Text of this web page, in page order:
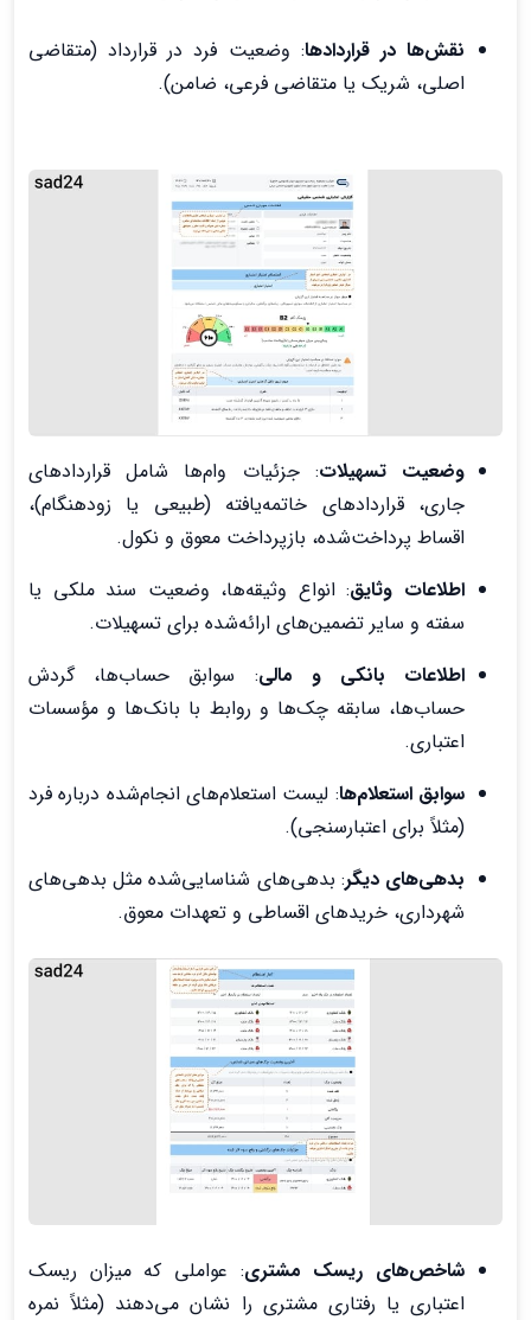
نقش‌ها در قراردادها: وضعیت فرد در قرارداد (متقاضی
اصلی، شریک یا متقاضی فرعی، ضامن).
وضعیت تسهیلات: جزئیات وام‌ها شامل قراردادهای
جاری، قراردادهای خاتمه‌یافته (طبیعی یا زودهنگام)،
اقساط پرداخت‌شده، بازپرداخت معوق و نکول.
اطلاعات وثایق: انواع وثیقه‌ها، وضعیت سند ملکی یا
سفته و سایر تضمین‌های ارائه‌شده برای تسهیلات.
اطلاعات بانکی و مالی: سوابق حساب‌ها، گردش
حساب‌ها، سابقه چک‌ها و روابط با بانک‌ها و مؤسسات
اعتباری.
سوابق استعلام‌ها: لیست استعلام‌های انجام‌شده درباره فرد
(مثلاً برای اعتبارسنجی).
بدهی‌های دیگر: بدهی‌های شناسایی‌شده مثل بدهی‌های
شهرداری، خریدهای اقساطی و تعهدات معوق.
شاخص‌های ریسک مشتری: عواملی که میزان ریسک
اعتباری یا رفتاری مشتری را نشان می‌دهند (مثلاً نمره